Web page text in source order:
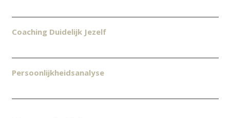
Coaching Duidelijk Jezelf
Persoonlijkheidsanalyse